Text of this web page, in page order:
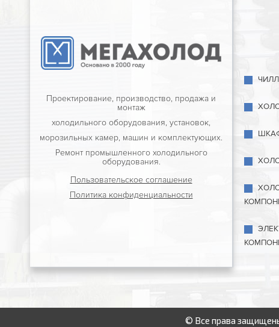
Проектирование, производство, продажа и
монтаж
холодильного оборудования, установок,
морозильных камер, машин и комплектующих.
Ремонт промышленного холодильного
оборудования.
Пользовательское соглашение
Политика конфиденциальности
© Все права